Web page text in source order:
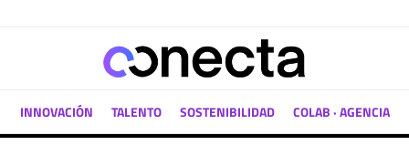
INNOVACIÓN TALENTO SOSTENIBILIDAD COLAB · AGENCIA